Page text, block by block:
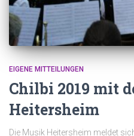
EIGENE MITTEILUNGEN
Chilbi 2019 mit
Heitersheim
Die Musik Heitersheim meldet